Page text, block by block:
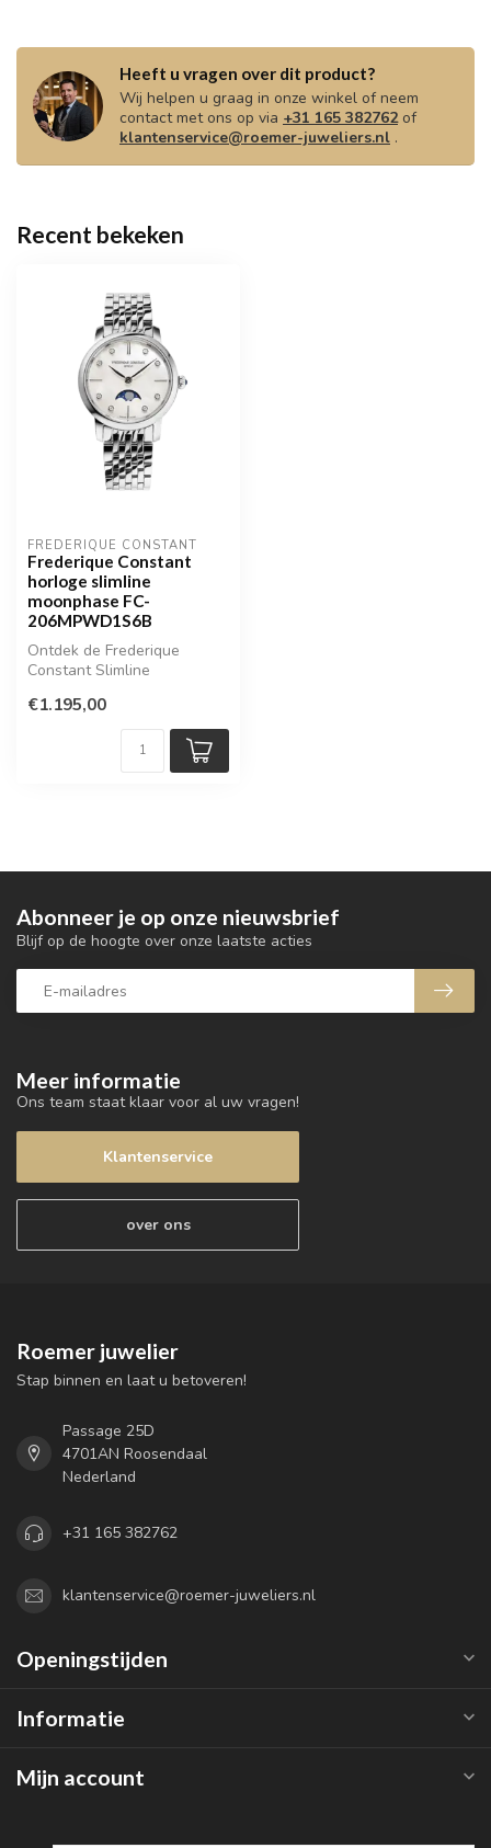
Heeft u vragen over dit product?
Wij helpen u graag in onze winkel of neem
contact met ons op via +31 165 382762of
klantenservice@roemer-juweliers.nl .
Recent bekeken
FREDERIQUE CONSTANT
Frederique Constant
horloge slimline
moonphase FC-
206MPWD1S6B
Ontdek de Frederique
Constant Slimline
206MPWD1S6B: een
elegant dam...
€1.195,00
Meer informatie
Ons team staat klaar voor al uw vragen!
Klantenservice
over ons
Abonneer je op onze nieuwsbrief
Blijf op de hoogte over onze laatste acties
Roemer juwelier
Stap binnen en laat u betoveren!
Passage 25D
4701AN Roosendaal
Nederland
+31 165 382762
klantenservice@roemer-juweliers.nl
Openingstijden
Informatie
Mijn account